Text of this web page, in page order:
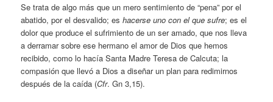
Se trata de algo más que un mero sentimiento de “pena” por el
abatido, por el desvalido; eshacerse uno con el que sufre; es el
dolor que produce el sufrimiento de un ser amado, que nos lleva
a derramar sobre ese hermano el amor de Dios que hemos
recibido, como lo hacía Santa Madre Teresa de Calcuta; la
compasión que llevó a Dios a diseñar un plan para redimirnos
después de la caída (Cfr. Gn 3,15).